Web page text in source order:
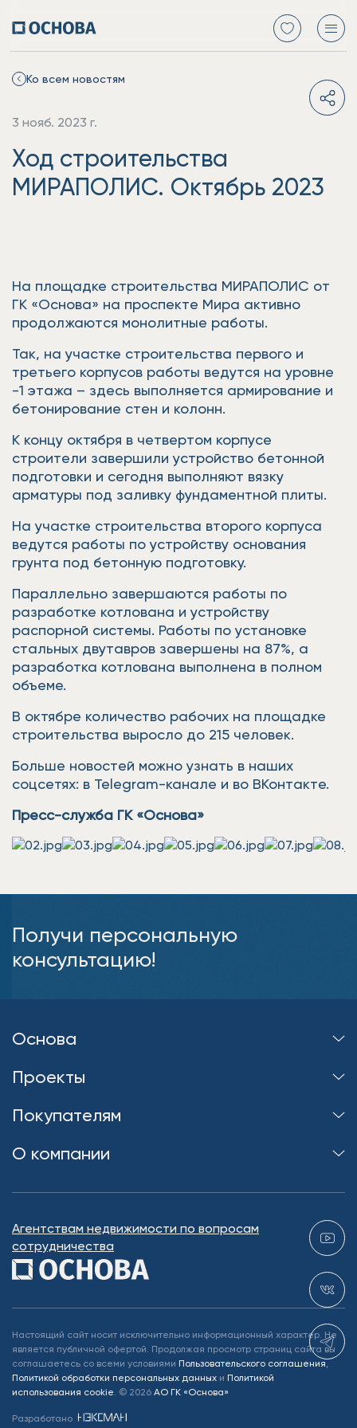
Ко всем новостям
3 нояб. 2023 г.
Ход строительства
МИРАПОЛИС. Октябрь 2023
На площадке строительства МИРАПОЛИС от
ГК «Основа» на проспекте Мира активно
продолжаются монолитные работы.
Так, на участке строительства первого и
третьего корпусов работы ведутся на уровне
-1 этажа – здесь выполняется армирование и
бетонирование стен и колонн.
К концу октября в четвертом корпусе
строители завершили устройство бетонной
подготовки и сегодня выполняют вязку
арматуры под заливку фундаментной плиты.
На участке строительства второго корпуса
ведутся работы по устройству основания
грунта под бетонную подготовку.
Параллельно завершаются работы по
разработке котлована и устройству
распорной системы. Работы по установке
стальных двутавров завершены на 87%, а
разработка котлована выполнена в полном
объеме.
В октябре количество рабочих на площадке
строительства выросло до 215 человек.
Больше новостей можно узнать в наших
соцсетях: в Telegram-канале и во ВКонтакте.
Пресс-служба ГК «Основа»
Получи персональную
консультацию!
Основа
Проекты
Покупателям
О компании
Агентствам недвижимости по вопросам
сотрудничества
Настоящий сайт носит исключительно информационный характер. Не
является публичной офертой. Продолжая просмотр страниц сайта вы
соглашаетесь со всеми условиями Пользовательского соглашения,
Политикой обработки персональных данных и Политикой
использования cookie. © 2026 АО ГК «Основа»
Разработано